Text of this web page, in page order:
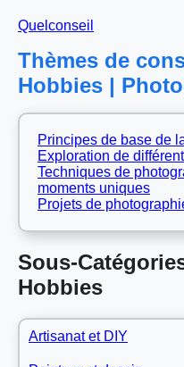
Quelconseil
Thèmes de
Hobbies |
Principes de base de
Exploration de
Techniques de
moments uniques
Projets de
Sous-
Hobbies
Artisanat et DIY